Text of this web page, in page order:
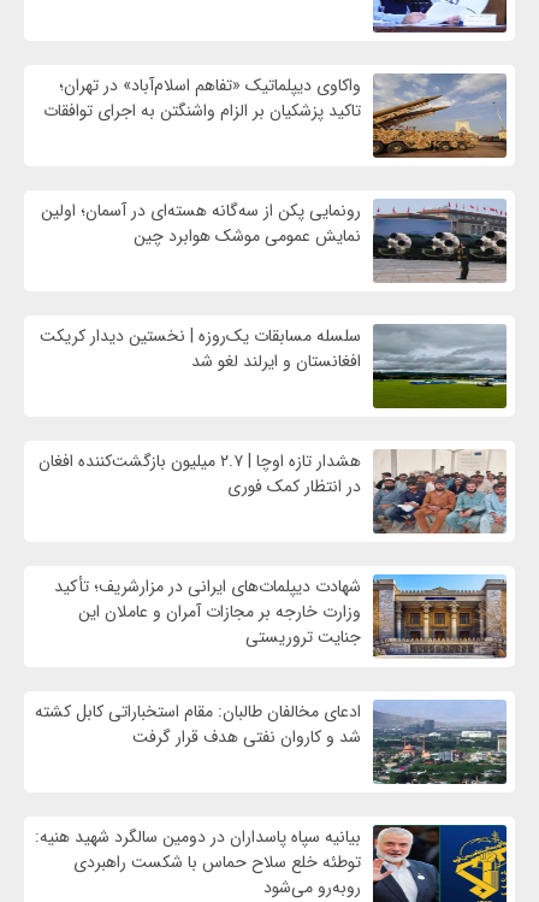
واکاوی دیپلماتیک «تفاهم اسلام‌آباد» در تهران؛
تاکید پزشکیان بر الزام واشنگتن به اجرای توافقات
رونمایی پکن از سه‌گانه هسته‌ای در آسمان؛ اولین
نمایش عمومی موشک هوابرد چین
سلسله مسابقات یک‌روزه | نخستین دیدار کریکت
افغانستان و ایرلند لغو شد
هشدار تازه اوچا | ۲.۷ میلیون بازگشت‌کننده افغان
در انتظار کمک فوری
شهادت‌ دیپلمات‌های ایرانی در مزارشریف؛ تأکید
وزارت خارجه بر مجازات آمران و عاملان این
جنایت تروریستی
ادعای مخالفان طالبان: مقام استخباراتی کابل کشته
شد و کاروان نفتی هدف قرار گرفت
بیانیه سپاه پاسداران در دومین سالگرد شهید هنیه:
توطئه خلع سلاح حماس با شکست راهبردی
روبه‌رو می‌شود